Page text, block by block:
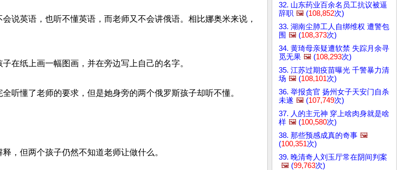
说英语，也听不懂英语，而老师又不会讲俄语。相比娜奥米来说，
在纸上画一幅图画，并在旁边写上自己的名字。
听懂了老师的要求，但是她身旁的两个俄罗斯孩子却听不懂。
，但两个孩子仍然不知道老师让做什么。
32. 山东药业百余名员工抗议被逼
辞职 🖼️ (108,852次)
33. 湖南尘肺工人自绑维权 遭警包
围 🖼️ (108,373次)
34. 黄琦母亲疑遭软禁 失踪月余寻
觅无果 🖼️ (108,293次)
35. 江苏过期疫苗曝光 千警暴力清
场 🖼️ (108,101次)
36. 举报贪官 扬州女子天安门自杀
未遂 🖼️ (107,749次)
37. 人的主元神 穿上啥肉身就是啥
样 🖼️ (100,580次)
38. 那些预感成真的奇事 🖼️
(100,351次)
39. 晚清奇人刘玉厅常在阴间判案
🖼️ (99,763次)